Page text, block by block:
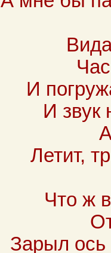
И
И звук
Летит,
Что ж
Зарыл ось